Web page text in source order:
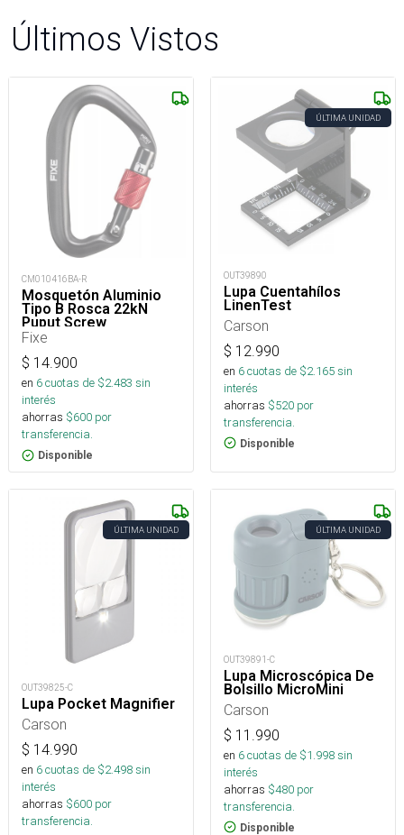
Últimos Vistos
CM010416BA-R
Mosquetón Aluminio
Tipo B Rosca 22kN
Puput Screw
Fixe
$ 14.900
en 6cuotas de $2.483 sin
interés
ahorras $600 por
transferencia.
Disponible
ÚLTIMA UNIDAD
OUT39890
Lupa Cuentahílos
LinenTest
Carson
$ 12.990
en 6cuotas de $2.165sin
interés
ahorras $520 por
transferencia.
Disponible
ÚLTIMA UNIDAD
OUT39825-C
Lupa Pocket Magnifier
Carson
$ 14.990
en 6cuotas de $2.498sin
interés
ahorras $600 por
transferencia.
ÚLTIMA UNIDAD
OUT39891-C
Lupa Microscópica De
Bolsillo MicroMini
Carson
$ 11.990
en 6cuotas de $1.998sin
interés
ahorras $480 por
transferencia.
Disponible